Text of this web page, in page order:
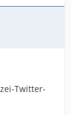
Twitter-